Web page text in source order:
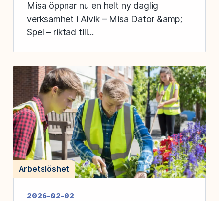
Misa öppnar nu en helt ny daglig
verksamhet i Alvik – Misa Dator &amp;
Spel – riktad till...
Arbetslöshet
2026-02-02